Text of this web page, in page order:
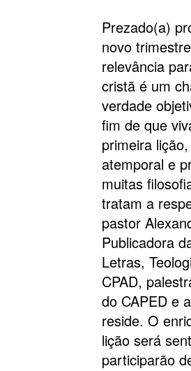
Prezado(a)
novo
relevância
cristã é um
verdade
fim de que
primeira
atemporal e
muitas
tratam a
pastor
Publicadora
Letras,
CPAD,
do CAPED e
reside. O
lição será
participarão